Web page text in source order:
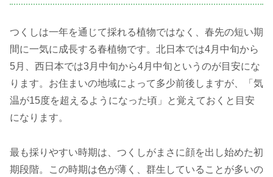
つくしは一年を通じて採れる植物ではなく、春先の短い期
間に一気に成長する春植物です。北日本では4月中旬から
5月、西日本では3月中旬から4月中旬というのが目安にな
ります。お住まいの地域によって多少前後しますが、「気
温が15度を超えるようになった頃」と覚えておくと目安
になります。
最も採りやすい時期は、つくしがまさに顔を出し始めた初
期段階。この時期は色が薄く、群生していることが多いの